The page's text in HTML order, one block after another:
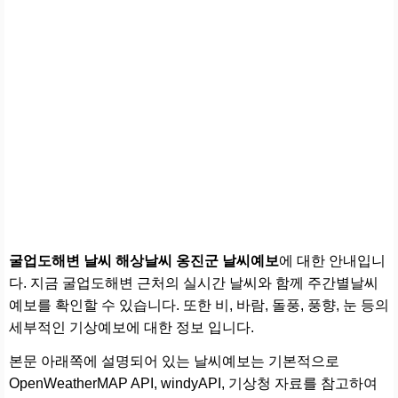
굴업도해변 날씨 해상날씨 옹진군 날씨예보에 대한 안내입니
다. 지금 굴업도해변 근처의 실시간 날씨와 함께 주간별날씨
예보를 확인할 수 있습니다. 또한 비, 바람, 돌풍, 풍향, 눈 등의
세부적인 기상예보에 대한 정보 입니다.
본문 아래쪽에 설명되어 있는 날씨예보는 기본적으로
OpenWeatherMAP API, windyAPI, 기상청 자료를 참고하여